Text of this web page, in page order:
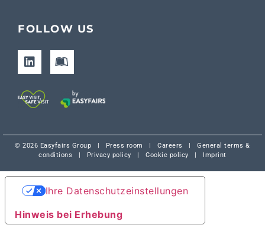
FOLLOW US
© 2026 Easyfairs Group Press room |Careers |General terms &
conditions
Privacy policy |Cookie policy Imprint
Hinweis bei Erhebung
Ihre Datenschutzeinstellungen